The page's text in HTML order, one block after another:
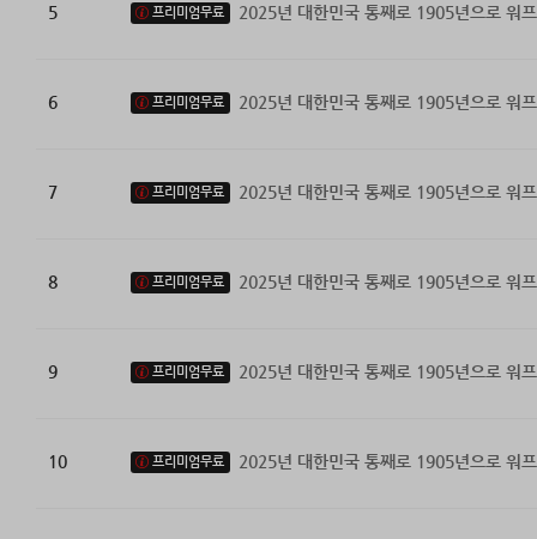
5 프리미엄무료 2025년 대한민국 통째로 1905년으로 워
6 프리미엄무료 2025년 대한민국 통째로 1905년으로 워
7 프리미엄무료 2025년 대한민국 통째로 1905년으로 워
8 프리미엄무료 2025년 대한민국 통째로 1905년으로 워
9 프리미엄무료 2025년 대한민국 통째로 1905년으로 워
10 프리미엄무료 2025년 대한민국 통째로 1905년으로 워